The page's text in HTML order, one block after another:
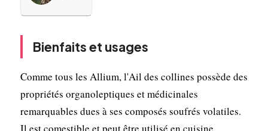
Bienfaits et usages
Comme tous les Allium, l'Ail des collines possède des
propriétés organoleptiques et médicinales
remarquables dues à ses composés soufrés volatiles.